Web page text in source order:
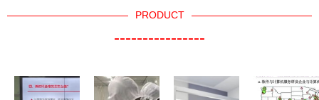
PRODUCT
----------------